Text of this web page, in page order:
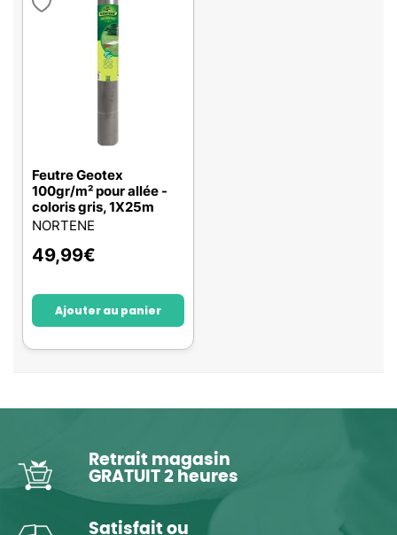
Feutre Geotex
100gr/m² pour allée -
coloris gris, 1X25m
NORTENE
49,99€
Ajouter au panier
Retrait magasin
GRATUIT 2 heures
Satisfait ou